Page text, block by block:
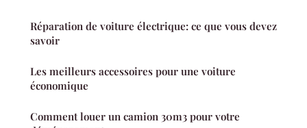
Réparation de voiture électrique: ce que vous devez
savoir
Les meilleurs accessoires pour une voiture
économique
Comment louer un camion 30m3 pour votre